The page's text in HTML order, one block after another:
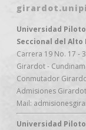
Universidad
Seccional del Alto
Carrera 19 No. 17 -
Girardot -
Conmutador
Admisiones
Mail:
Universidad